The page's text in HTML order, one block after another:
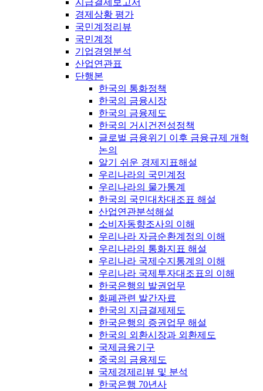
지급결제보고서
경제상황 평가
국민계정리뷰
국민계정
기업경영분석
산업연관표
단행본
한국의 통화정책
한국의 금융시장
한국의 금융제도
한국의 거시건전성정책
글로벌 금융위기 이후 금융규제 개혁
논의
알기 쉬운 경제지표해설
우리나라의 국민계정
우리나라의 물가통계
한국의 국민대차대조표 해설
산업연관분석해설
소비자동향조사의 이해
우리나라 자금순환계정의 이해
우리나라의 통화지표 해설
우리나라 국제수지통계의 이해
우리나라 국제투자대조표의 이해
한국은행의 발권업무
화폐관련 발간자료
한국의 지급결제제도
한국은행의 증권업무 해설
한국의 외환시장과 외환제도
국제금융기구
중국의 금융제도
국제경제리뷰 및 분석
한국은행 70년사